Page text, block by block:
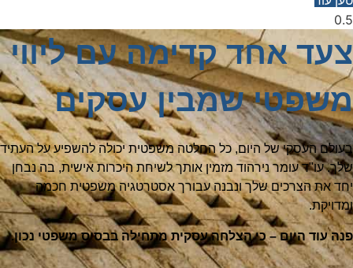
צעד אחד קדימה עם ליווי
משפטי שמבין עסקים
בעולם העסקי של היום, כל החלטה משפטית יכולה להשפיע על העתיד
שלך. עו"ד עומר נירהוד מזמין אותך לשיחת היכרות אישית, בה נבחן
יחד את הצרכים שלך ונבנה עבורך אסטרטגיה משפטית חכמה
ומדויקת.
פנה עוד היום – כי הצלחה עסקית מתחילה בבסיס משפטי נכון.